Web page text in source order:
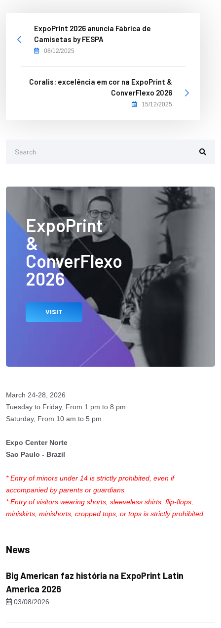
ExpoPrint 2026 anuncia Fábrica de
Camisetas by FESPA
08/12/2025
Coralis: excelência em cor na ExpoPrint &
ConverFlexo 2026
15/12/2025
ExpoPrint
&
ConverFlexo
2026
VISIT
March 24-28, 2026
Tuesday to Friday, From 1 pm to 8 pm
Saturday, From 10 am to 5 pm
Expo Center Norte
Sao Paulo - Brazil
* Entry of minors under 14 is strictly prohibited, even if
accompanied by parents or guardians.
* Entry of visitors wearing shorts, sleeveless shirts, flip-flops,
miniskirts, minishorts, cropped tops, or tops is strictly prohibited.
News
Big American faz história na ExpoPrint Latin
America 2026
03/08/2026